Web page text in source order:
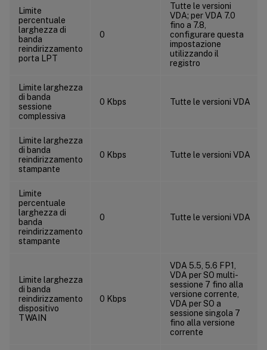
Limite
percentuale
larghezza di
banda
reindirizzamento
porta LPT
0
Tutte le versioni
VDA; per VDA 7.0
fino a 7.8,
configurare questa
impostazione
utilizzando il
registro
Limite larghezza
di banda
sessione
complessiva
0 Kbps Tutte le versioni VDA
Limite larghezza
di banda
reindirizzamento
stampante
0 Kbps Tutte le versioni VDA
Limite
percentuale
larghezza di
banda
reindirizzamento
stampante
0 Tutte le versioni VDA
Limite larghezza
di banda
reindirizzamento
dispositivo
TWAIN
0 Kbps
VDA 5.5, 5.6 FP1,
VDA per SO multi-
sessione 7 fino alla
versione corrente,
VDA per SO a
sessione singola 7
fino alla versione
corrente